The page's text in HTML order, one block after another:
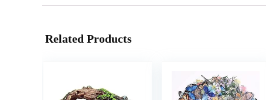
Related Products